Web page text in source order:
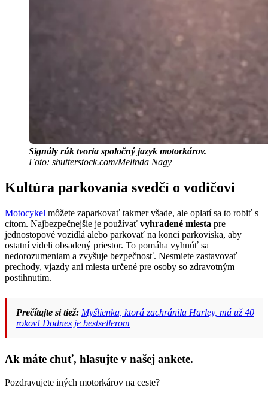
Signály rúk tvoria spoločný jazyk motorkárov.
Foto: shutterstock.com/Melinda Nagy
Kultúra parkovania svedčí o vodičovi
Motocykel môžete zaparkovať takmer všade, ale oplatí sa to robiť s
citom. Najbezpečnejšie je používať vyhradené miesta pre
jednostopové vozidlá alebo parkovať na konci parkoviska, aby
ostatní videli obsadený priestor. To pomáha vyhnúť sa
nedorozumeniam a zvyšuje bezpečnosť. Nesmiete zastavovať
prechody, vjazdy ani miesta určené pre osoby so zdravotným
postihnutím.
Prečítajte si tiež: Myšlienka, ktorá zachránila Harley, má už 40
rokov! Dodnes je bestsellerom
Ak máte chuť, hlasujte v našej ankete.
Pozdravujete iných motorkárov na ceste?